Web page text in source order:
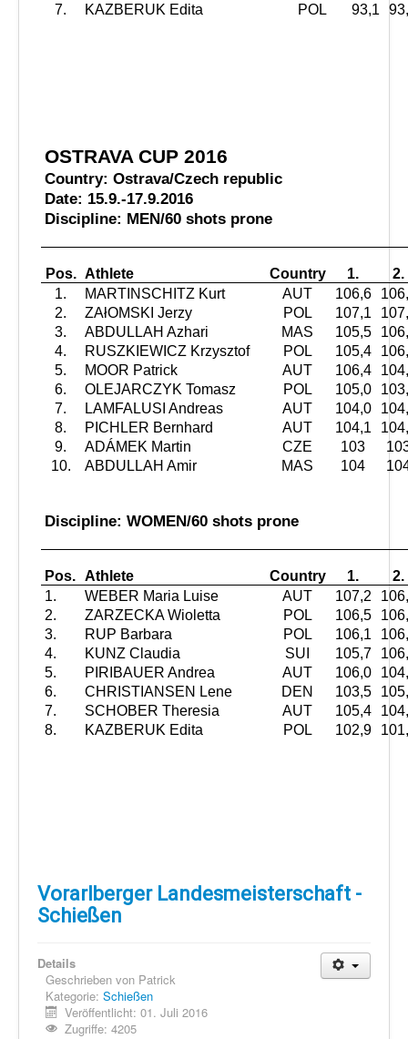
7. KAZBERUK Edita POL 93,1
OSTRAVA CUP 2016
Country: Ostrava/Czech republic
Date: 15.9.-17.9.2016
Discipline: MEN/60 shots prone
Pos. Athlete Country 1.
2.
1.
MARTINSCHITZ Kurt AUT 106,6
2.
ZAłOMSKI Jerzy POL 107,1
3.
ABDULLAH Azhari MAS 105,5
4.
RUSZKIEWICZ Krzysztof POL 105,4
5.
MOOR Patrick AUT 106,4
6.
OLEJARCZYK Tomasz POL 105,0
7.
LAMFALUSI Andreas AUT 104,0
8.
PICHLER Bernhard AUT 104,1
9.
ADÁMEK Martin CZE 103
10.
ABDULLAH Amir MAS 104
Discipline: WOMEN/60 shots prone
Pos. Athlete Country 1.
2.
1.
WEBER Maria Luise AUT 107,2
2.
ZARZECKA Wioletta POL 106,5
3.
RUP Barbara POL 106,1
4.
KUNZ Claudia SUI 105,7
5.
PIRIBAUER Andrea AUT 106,0
6.
CHRISTIANSEN Lene DEN 103,5
7.
SCHOBER Theresia AUT 105,4
8.
KAZBERUK Edita POL 102,9
Vorarlberger Landesmeisterschaft -
Schießen
Details
Geschrieben von Patrick
Kategorie: Schießen
Veröffentlicht: 01. Juli 2016
Zugriffe: 4205